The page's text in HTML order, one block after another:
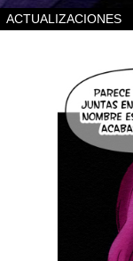
ACTUALIZACIONES